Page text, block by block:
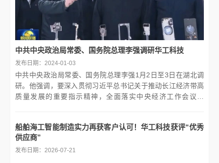
中共中央政治局常委、国务院总理李强调研华工科技
发布日期：2024-01-03
中共中央政治局常委、国务院总理李强1月2日至3日在湖北调
研。他强调，要深入贯彻习近平总书记关于推动长江经济带高
质量发展的重要指示精神，全面落实中央经济工作会议部
船舶海工智能制造实力再获客户认可！华工科技获评“优秀
供应商”
发布日期：2026-07-21